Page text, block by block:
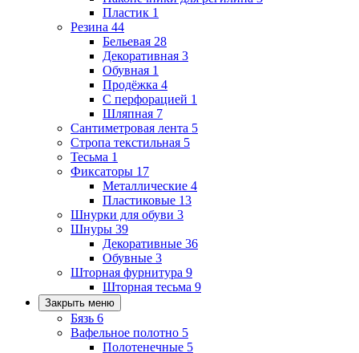
Пластик 1
Резина 44
Бельевая 28
Декоративная 3
Обувная 1
Продёжка 4
С перфорацией 1
Шляпная 7
Сантиметровая лента 5
Стропа текстильная 5
Тесьма 1
Фиксаторы 17
Металлические 4
Пластиковые 13
Шнурки для обуви 3
Шнуры 39
Декоративные 36
Обувные 3
Шторная фурнитура 9
Шторная тесьма 9
Закрыть меню
Бязь 6
Вафельное полотно 5
Полотенечные 5